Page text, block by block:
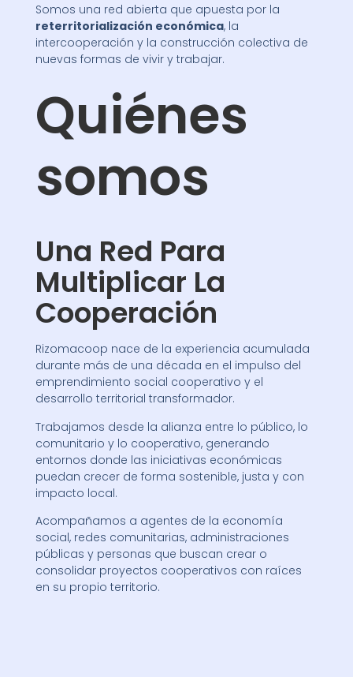
Somos una red abierta que apuesta por la
reterritorialización económica, la
intercooperación y la construcción colectiva de
nuevas formas de vivir y trabajar.
Quiénes
somos
Una Red Para
Multiplicar La
Cooperación
Rizomacoop nace de la experiencia acumulada
durante más de una década en el impulso del
emprendimiento social cooperativo y el
desarrollo territorial transformador.
Trabajamos desde la alianza entre lo público, lo
comunitario y lo cooperativo, generando
entornos donde las iniciativas económicas
puedan crecer de forma sostenible, justa y con
impacto local.
Acompañamos a agentes de la economía
social, redes comunitarias, administraciones
públicas y personas que buscan crear o
consolidar proyectos cooperativos con raíces
en su propio territorio.